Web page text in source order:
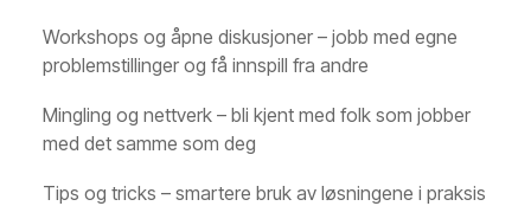
Workshops og åpne diskusjoner – jobb med egne
problemstillinger og få innspill fra andre
Mingling og nettverk – bli kjent med folk som jobber
med det samme som deg
Tips og tricks – smartere bruk av løsningene i praksis